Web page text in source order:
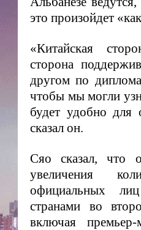
это произойдет
«Китайская
сторона
другом по
чтобы мы могли
будет удобно
сказал он.
Сяо сказал, что
увеличения
официальных
странами во
включая премьер-